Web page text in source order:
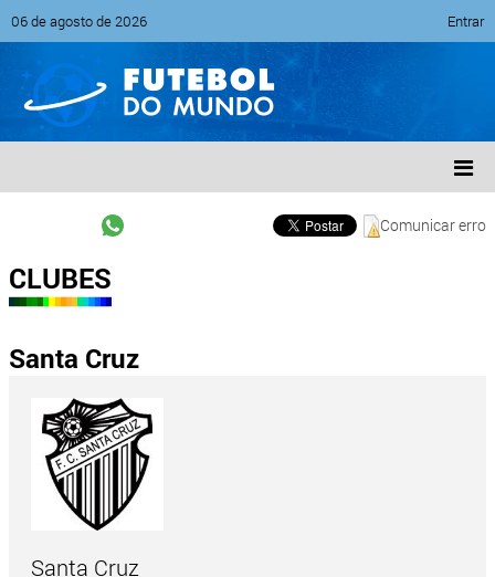
06 de agosto de 2026 Entrar
Comunicar erro
CLUBES
Santa Cruz
Santa Cruz